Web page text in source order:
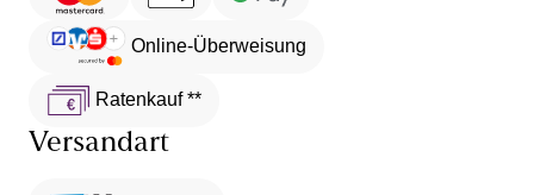
Online-Überweisung
Ratenkauf **
Versandart